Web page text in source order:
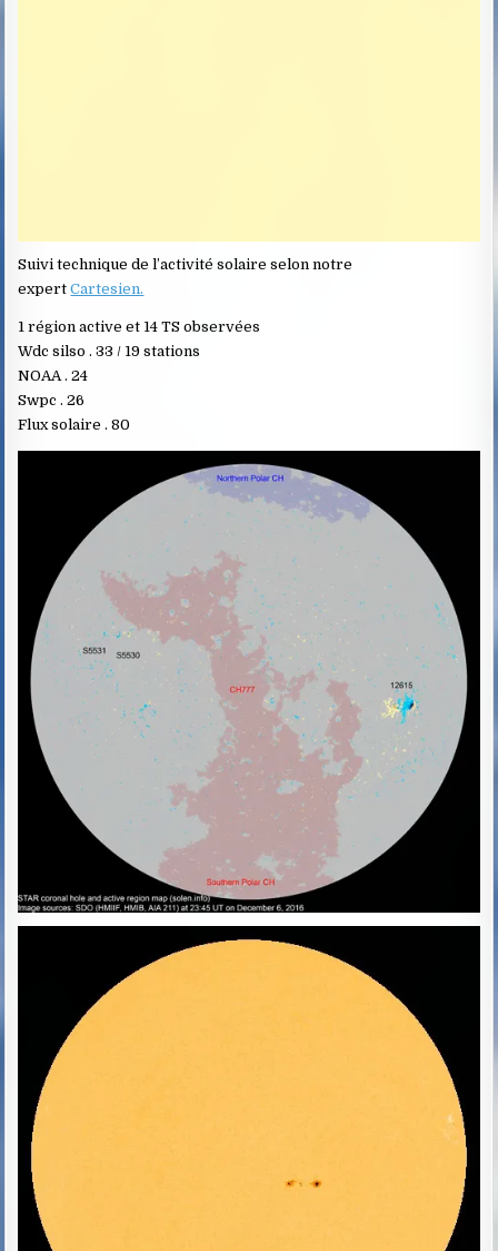
Suivi technique de l’activité solaire selon notre
expertCartesien.
1 région active et 14 TS observées
Wdc silso . 33 / 19 stations
NOAA . 24
Swpc . 26
Flux solaire . 80